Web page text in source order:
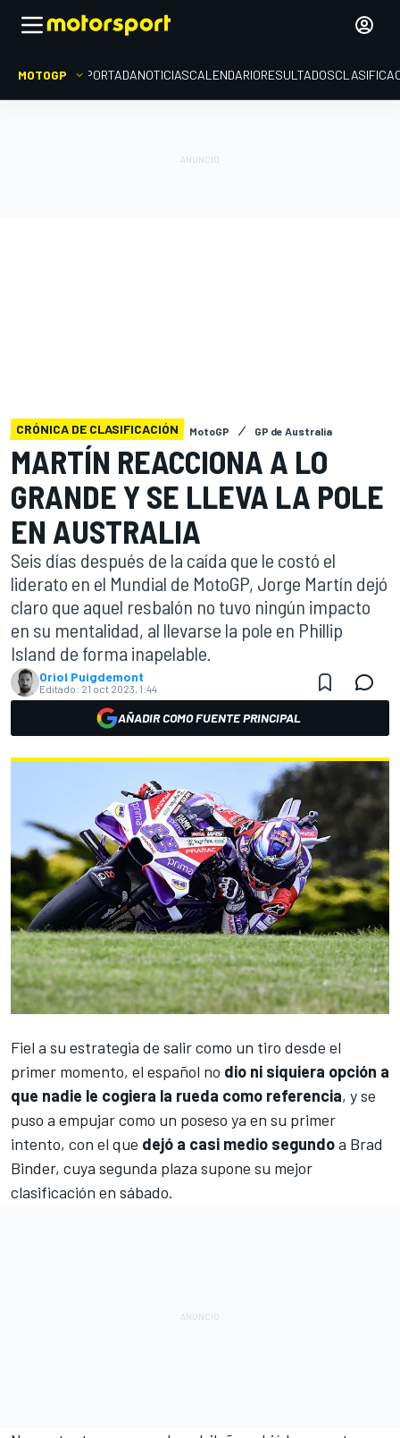
MOTOGP PORTADANOTICIASCALENDARIORESULTADOS
CRÓNICA DE CLASIFICACIÓN MotoGP GP de Australia
MARTÍN REACCIONA A LO
GRANDE Y SE LLEVA LA POLE
EN AUSTRALIA
Seis días después de la caída que le costó el
liderato en el Mundial de MotoGP, Jorge Martín dejó
claro que aquel resbalón no tuvo ningún impacto
en su mentalidad, al llevarse la pole en Phillip
Island de forma inapelable.
Oriol Puigdemont
Editado: 21 oct 2023, 1:44
AÑADIR COMO FUENTE PRINCIPAL
Fiel a su estrategia de salir como un tiro desde el
primer momento, el español no dio ni siquiera opción a
que nadie le cogiera la rueda como referencia, y se
puso a empujar como un poseso ya en su primer
intento, con el que dejó a casi medio segundoa Brad
Binder, cuya segunda plaza supone su mejor
clasificación en sábado.